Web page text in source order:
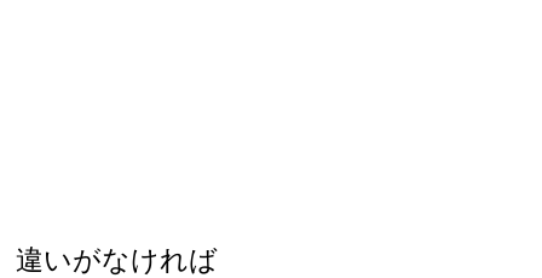
違いがなければ